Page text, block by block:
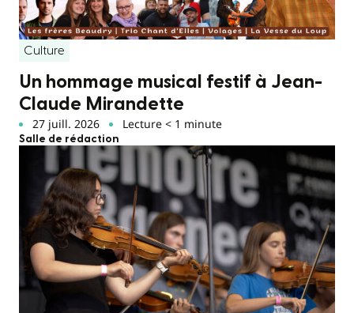
Culture
Un hommage musical festif à Jean-
Claude Mirandette
27 juill. 2026 Lecture < 1 minute
Salle de rédaction